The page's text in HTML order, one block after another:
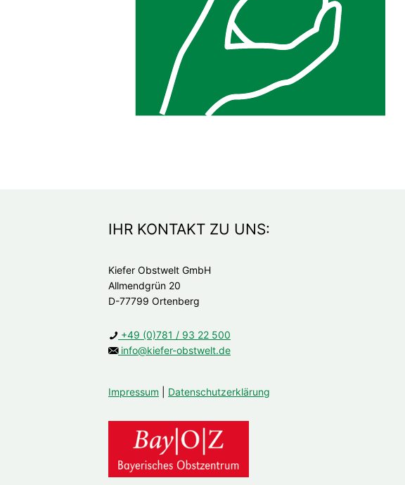
IHR KONTAKT ZU UNS:
Kiefer Obstwelt GmbH
Allmendgrün 20
D-77799 Ortenberg
+49 (0)781 / 93 22 500
info@kiefer-obstwelt.de
Impressum Datenschutzerklärung